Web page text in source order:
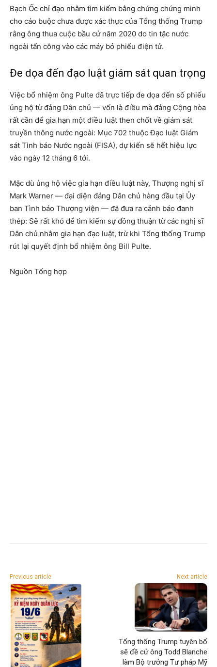
Bạch Ốc chỉ đạo nhằm tìm kiếm bằng chứng chứng minh
cho cáo buộc chưa được xác thực của Tổng thống Trump
rằng ông thua cuộc bầu cử năm 2020 do tin tặc nước
ngoài tấn công vào các máy bỏ phiếu điện tử.
Đe dọa đến đạo luật giám sát quan trọng
Việc bổ nhiệm ông Pulte đã trực tiếp đe dọa đến số phiếu
ủng hộ từ đảng Dân chủ — vốn là điều mà đảng Cộng hòa
rất cần để gia hạn một điều luật then chốt về giám sát
truyền thông nước ngoài: Mục 702 thuộc Đạo luật Giám
sát Tình báo Nước ngoài (FISA), dự kiến sẽ hết hiệu lực
vào ngày 12 tháng 6 tới.
Mặc dù ủng hộ việc gia hạn điều luật này, Thượng nghị sĩ
Mark Warner — đại diện đảng Dân chủ hàng đầu tại Ủy
ban Tình báo Thượng viện — đã đưa ra cảnh báo đanh
thép: Sẽ rất khó để tìm kiếm sự đồng thuận từ các nghị sĩ
Dân chủ nhằm gia hạn đạo luật, trừ khi Tổng thống Trump
rút lại quyết định bổ nhiệm ông Bill Pulte.
Nguồn Tổng hợp
Previous article Next article
Tổng thống Trump tuyên bố
sẽ đề cử ông Todd Blanche
làm Bộ trưởng Tư pháp Mỹ